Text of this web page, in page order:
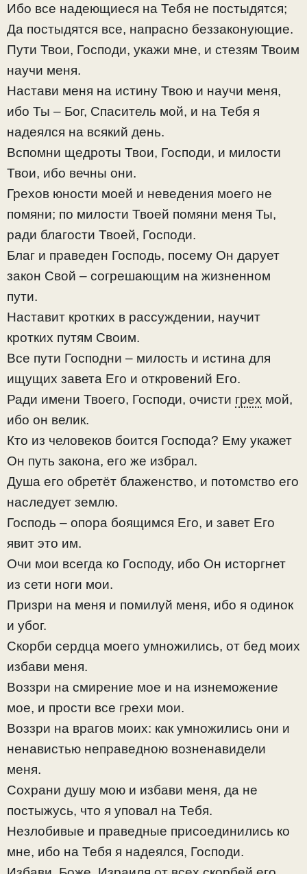
Ибо все надеющиеся на Тебя не постыдятся;
Да постыдятся все, напрасно беззаконующие.
Пути Твои, Господи, укажи мне, и стезям Твоим
научи меня.
Настави меня на истину Твою и научи меня,
ибо Ты – Бог, Спаситель мой, и на Тебя я
надеялся на всякий день.
Вспомни щедроты Твои, Господи, и милости
Твои, ибо вечны они.
Грехов юности моей и неведения моего не
помяни; по милости Твоей помяни меня Ты,
ради благости Твоей, Господи.
Благ и праведен Господь, посему Он дарует
закон Свой – согрешающим на жизненном
пути.
Наставит кротких в рассуждении, научит
кротких путям Своим.
Все пути Господни – милость и истина для
ищущих завета Его и откровений Его.
Ради имени Твоего, Господи, очисти грех мой,
ибо он велик.
Кто из человеков боится Господа? Ему укажет
Он путь закона, его же избрал.
Душа его обретёт блаженство, и потомство его
наследует землю.
Господь – опора боящимся Его, и завет Его
явит это им.
Очи мои всегда ко Господу, ибо Он исторгнет
из сети ноги мои.
Призри на меня и помилуй меня, ибо я одинок
и убог.
Скорби сердца моего умножились, от бед моих
избави меня.
Воззри на смирение мое и на изнеможение
мое, и прости все грехи мои.
Воззри на врагов моих: как умножились они и
ненавистью неправедною возненавидели
меня.
Сохрани душу мою и избави меня, да не
постыжусь, что я уповал на Тебя.
Незлобивые и праведные присоединились ко
мне, ибо на Тебя я надеялся, Господи.